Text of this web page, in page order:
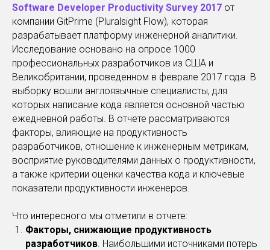
Software Developer Productivity Survey 2017 от
компании GitPrime (Pluralsight Flow), которая
разрабатывает платформу инженерной аналитики.
Исследование основано на опросе 1000
профессиональных разработчиков из США и
Великобритании, проведенном в феврале 2017 года. В
выборку вошли англоязычные специалисты, для
которых написание кода является основной частью
ежедневной работы. В отчете рассматриваются
факторы, влияющие на продуктивность
разработчиков, отношение к инженерным метрикам,
восприятие руководителями данных о продуктивности,
а также критерии оценки качества кода и ключевые
показатели продуктивности инженеров.
Что интересного мы отметили в отчете:
Факторы, снижающие продуктивность
разработчиков. Наибольшими источниками потерь